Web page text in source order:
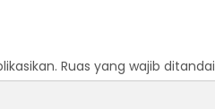
Ruas yang wajib ditandai